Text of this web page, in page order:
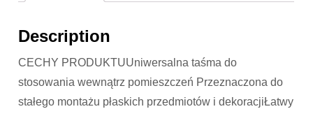
Description
CECHY PRODUKTUUniwersalna taśma do
stosowania wewnątrz pomieszczeń Przeznaczona do
stałego montażu płaskich przedmiotów i dekoracjiŁatwy